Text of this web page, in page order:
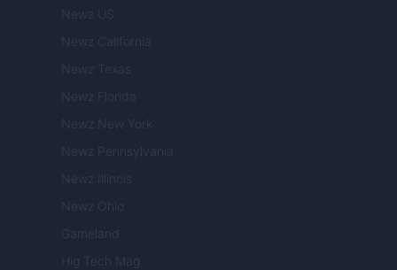
Newz US
Newz California
Newz Texas
Newz Florida
Newz New York
Newz Pennsylvania
Newz Illinois
Newz Ohio
Gameland
Hig Tech Mag